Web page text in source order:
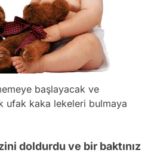
başlayacak ve
ufak kaka lekeleri bulmaya
doldurdu ve bir baktınız